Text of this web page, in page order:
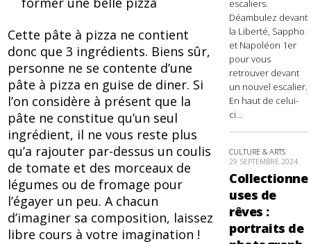
Cette pâte à pizza ne contient
donc que 3 ingrédients. Biens sûr,
personne ne se contente d’une
pâte à pizza en guise de diner. Si
l’on considère à présent que la
pâte ne constitue qu’un seul
ingrédient, il ne vous reste plus
qu’a rajouter par-dessus un coulis
de tomate et des morceaux de
légumes ou de fromage pour
l’égayer un peu. A chacun
d’imaginer sa composition, laissez
libre cours à votre imagination !
escaliers.
Déambulez devant
la Liberté, Sappho
et Napoléon 1er
pour vous
retrouver devant
un nouvel escalier.
En haut de celui-
ci...
CULTURE & ARTS
29 SEPTEMBRE 2024
Collectionne
uses de
rêves :
portraits de